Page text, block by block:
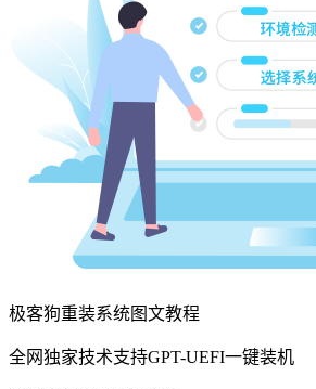
极客狗重装系统图文教程
全网独家技术支持GPT-UEFI一键装机